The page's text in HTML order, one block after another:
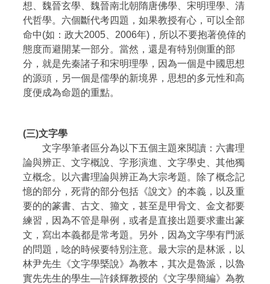
想、魏晉玄學、魏晉南北朝隋唐佛學、宋明理學、清
代哲學。六個斷代考四題，如果教授有心，可以全部
命中(如：政大2005、2006年)，所以不要抱著僥倖的
態度而避開某一部分。當然，還是有特別側重的部
分，就是先秦諸子和宋明理學，因為一個是中國思想
的源頭，另一個是儒學的新境界，思想的多元性和高
度便成為命題的重點。
(三)文字學
文字學筆者區分為以下五個主題來閱讀：六書理
論與辨正、文字概說、字形演進、文字學史、其他獨
立概念。以六書理論與辨正為大宗考題。除了概念記
憶的部分，死背的部分包括《說文》的本義，以及重
要的的篆書、古文、籀文，甚至是甲骨文、金文都要
練習，因為不管是舉例，或者是直接出題要求畫出篆
文，寫出本義都是常考題。另外，因為文字學有門派
的問題，唸的時候要特別注意。最大宗的是林派，以
林尹先生《文字學槩說》為教本，其次是魯派，以魯
實先先生的學生—許錟輝教授的《文字學簡編》為教